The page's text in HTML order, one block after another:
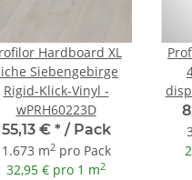
Hardboard XL
Siebengebirge
Rigid-Klick-Vinyl -
wPRH60223D
55,13 € */ Pack
1.673 m2pro Pack
32,95 € pro 1 m2